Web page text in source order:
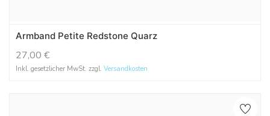
Armband Petite Redstone Quarz
27,00 €
Inkl. gesetzlicher MwSt. zzgl. Versandkosten